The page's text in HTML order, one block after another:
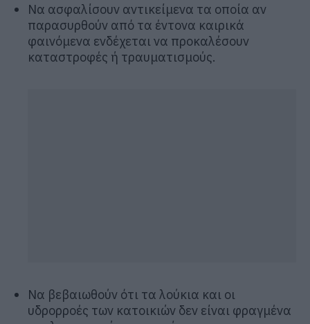
Να ασφαλίσουν αντικείμενα τα οποία αν
παρασυρθούν από τα έντονα καιρικά
φαινόμενα ενδέχεται να προκαλέσουν
καταστροφές ή τραυματισμούς.
Να βεβαιωθούν ότι τα λούκια και οι
υδρορροές των κατοικιών δεν είναι φραγμένα